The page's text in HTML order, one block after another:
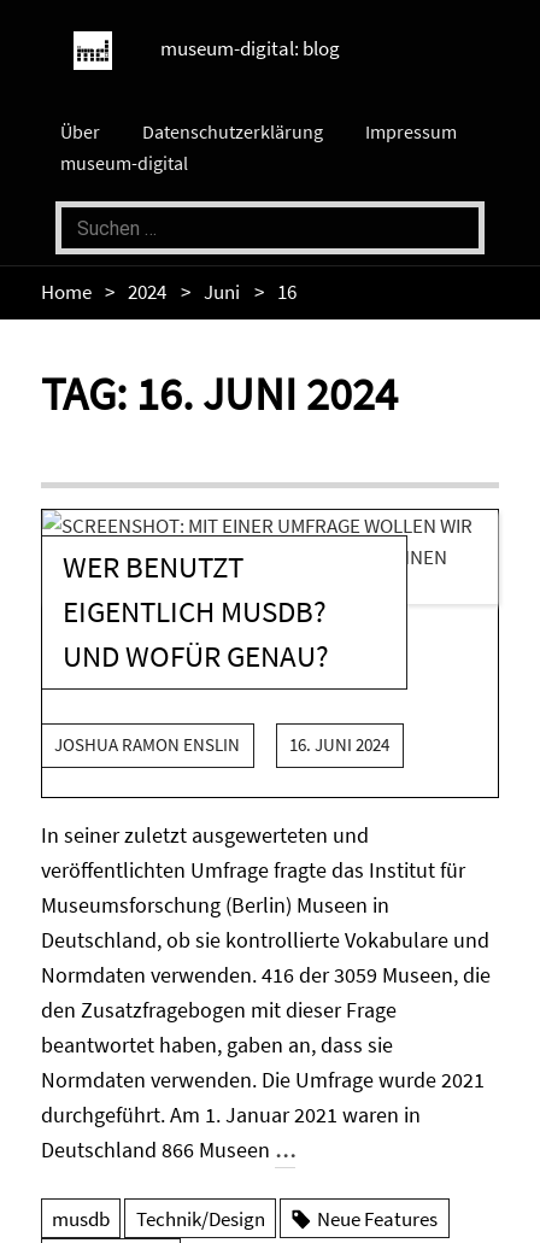
museum-digital: blog
Über Datenschutzerklärung
Impressum
museum-digital
Home 2024 Juni 16
TAG: 16. JUNI 2024
WER BENUTZT
EIGENTLICH MUSDB?
UND WOFÜR GENAU?
JOSHUA RAMON ENSLIN 16. JUNI 2024
In seiner zuletzt ausgewerteten und
veröffentlichten Umfrage fragte das Institut für
Museumsforschung (Berlin) Museen in
Deutschland, ob sie kontrollierte Vokabulare und
Normdaten verwenden. 416 der 3059 Museen, die
den Zusatzfragebogen mit dieser Frage
beantwortet haben, gaben an, dass sie
Normdaten verwenden. Die Umfrage wurde 2021
durchgeführt. Am 1. Januar 2021 waren in
Deutschland 866 Museen …
musdb Technik/Design
Neue Features